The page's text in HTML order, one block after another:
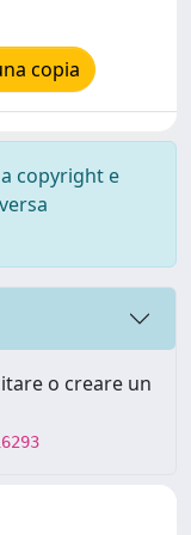
copia
copyright e
o creare un